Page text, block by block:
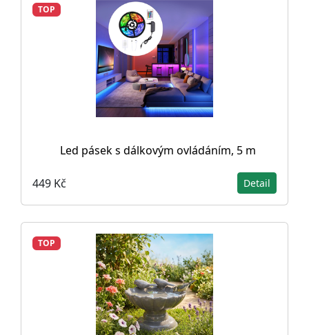
TOP
Led pásek s dálkovým ovládáním, 5 m
449 Kč Detail
TOP